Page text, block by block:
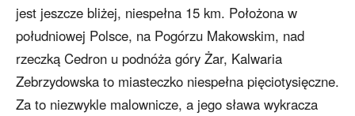
jest jeszcze bliżej, niespełna 15 km. Położona w
południowej Polsce, na Pogórzu Makowskim, nad
rzeczką Cedron u podnóża góry Żar, Kalwaria
Zebrzydowska to miasteczko niespełna pięciotysięczne.
Za to niezwykle malownicze, a jego sława wykracza